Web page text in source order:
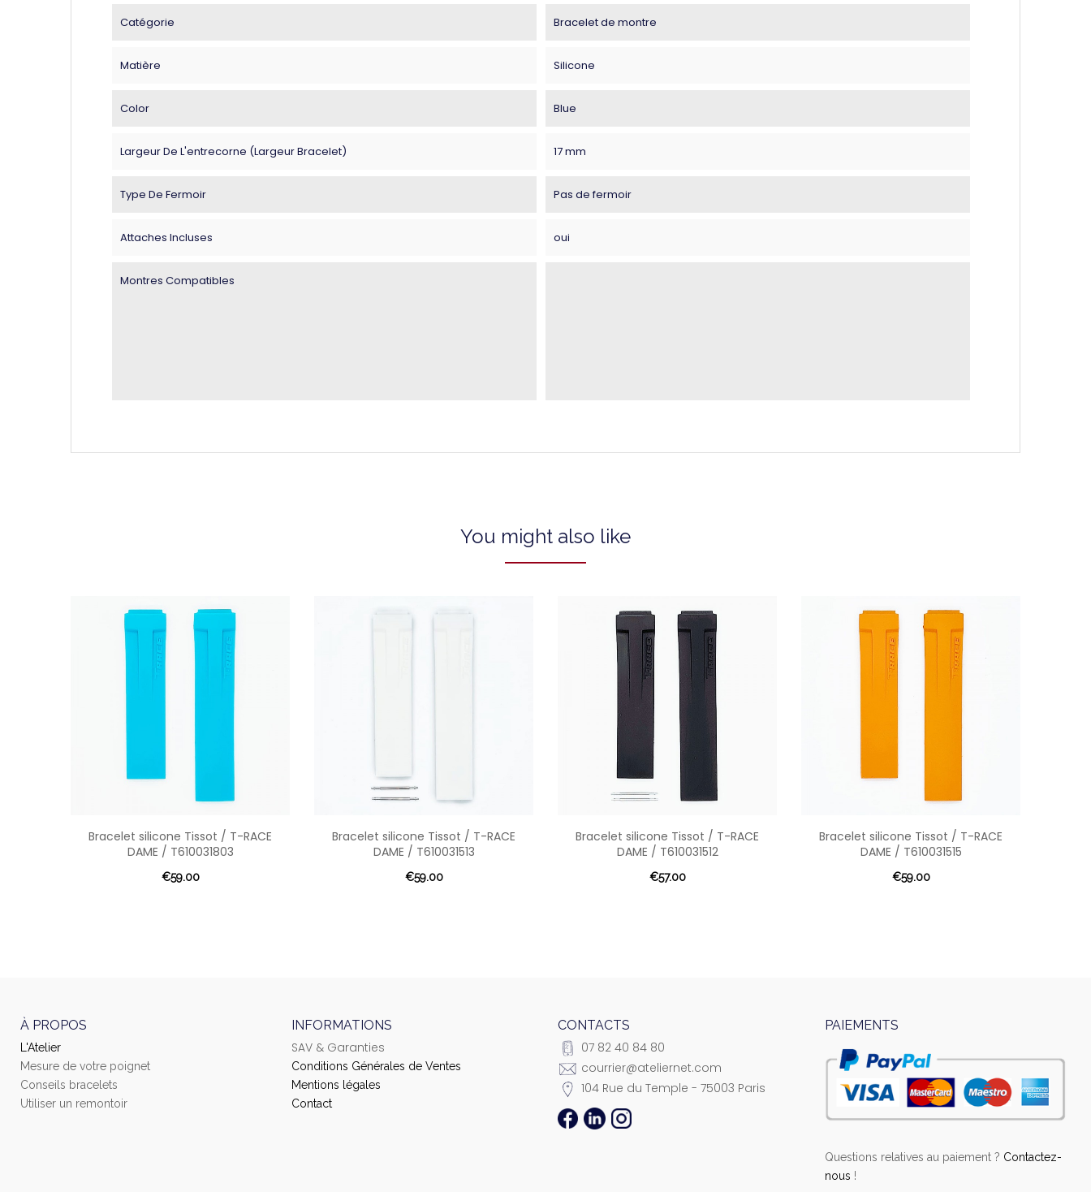
Catégorie Bracelet de montre
Matière Silicone
Color Blue
Largeur De L'entrecorne (largeur Bracelet) 17 mm
Type De Fermoir Pas de fermoir
Attaches Incluses oui
Montres Compatibles
You might also like
Bracelet silicone Tissot / T-RACE
DAME / T610031803
€59.00
Bracelet silicone Tissot / T-RACE
DAME / T610031513
€59.00
Bracelet silicone Tissot / T-RACE
DAME / T610031512
€57.00
Bracelet silicone Tissot / T-RACE
DAME / T610031515
€59.00
À PROPOS
L'Atelier
Mesure de votre poignet
Conseils bracelets
Utiliser un remontoir
INFORMATIONS
SAV & Garanties
Conditions Générales de Ventes
Mentions légales
Contact
CONTACTS
07 82 40 84 80
courrier@ateliernet.com
104 Rue du Temple - 75003 Paris
PAIEMENTS
Questions relatives au paiement ? Contactez-
nous !